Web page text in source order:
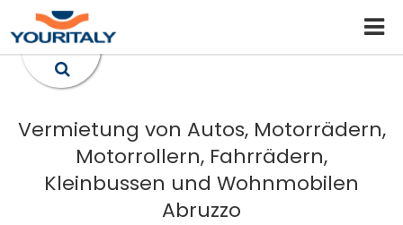
Vermietung von Autos, Motorrädern,
Motorrollern, Fahrrädern,
Kleinbussen und Wohnmobilen
Abruzzo